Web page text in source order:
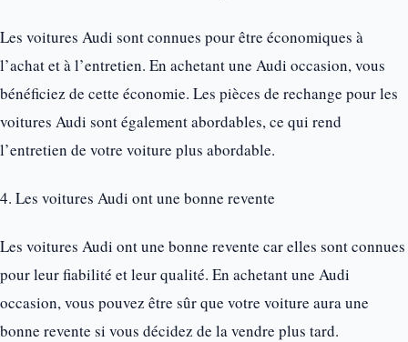
Les voitures Audi sont connues pour être économiques à
l’achat et à l’entretien. En achetant une Audi occasion, vous
bénéficiez de cette économie. Les pièces de rechange pour les
voitures Audi sont également abordables, ce qui rend
l’entretien de votre voiture plus abordable.
4. Les voitures Audi ont une bonne revente
Les voitures Audi ont une bonne revente car elles sont connues
pour leur fiabilité et leur qualité. En achetant une Audi
occasion, vous pouvez être sûr que votre voiture aura une
bonne revente si vous décidez de la vendre plus tard.